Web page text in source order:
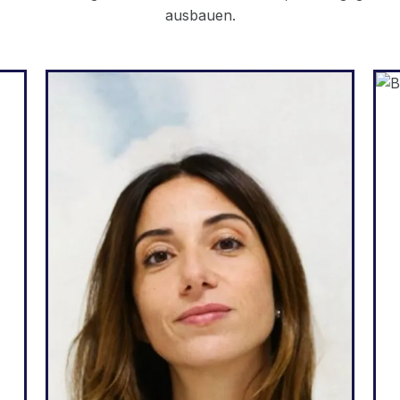
ausbauen.
„Weglot ist toll, weil es genau
meinen Bedürfnissen und den
Erwartungen meiner Kunden
entspricht: eine einfache
Möglichkeit, Websites
mehrsprachig zu machen,
mehr Leads zu generieren